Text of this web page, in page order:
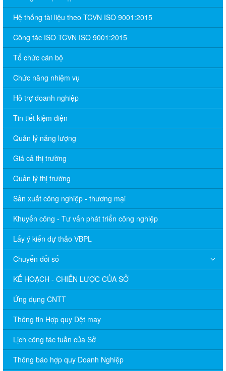
Hệ thống tài liệu theo TCVN ISO 9001:2015
Công tác ISO TCVN ISO 9001:2015
Tổ chức cán bộ
Chức năng nhiệm vụ
Hỗ trợ doanh nghiệp
Tin tiết kiệm điện
Quản lý năng lượng
Giá cả thị trường
Quản lý thị trường
Sản xuất công nghiệp - thương mại
Khuyến công - Tư vấn phát triển công nghiệp
Lấy ý kiến dự thảo VBPL
Chuyển đổi số
KẾ HOẠCH - CHIẾN LƯỢC CỦA SỞ
Ứng dụng CNTT
Thông tin Hợp quy Dệt may
Lịch công tác tuần của Sở
Thông báo hợp quy Doanh Nghiệp